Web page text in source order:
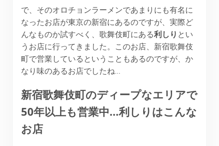
で、そのオロチョンラーメンであまりにも有名に
なったお店が東京の新宿にあるのですが、実際ど
んなものか試すべく、歌舞伎町にある利しり とい
うお店に行ってきました。このお店、新宿歌舞伎
町で営業しているということもあるのですが、か
なり味のあるお店でしたね…
新宿歌舞伎町のディープなエリアで
50年以上も営業中…利しりはこんな
お店